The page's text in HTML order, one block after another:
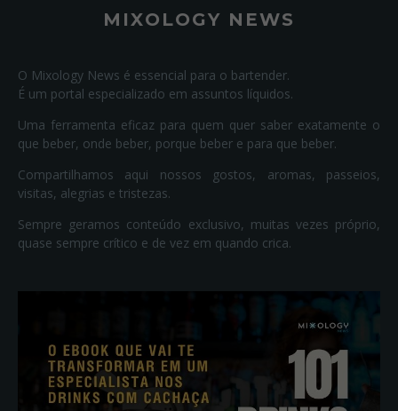
MIXOLOGY NEWS
O Mixology News é essencial para o bartender.
É um portal especializado em assuntos líquidos.
Uma ferramenta eficaz para quem quer saber exatamente o
que beber, onde beber, porque beber e para que beber.
Compartilhamos aqui nossos gostos, aromas, passeios,
visitas, alegrias e tristezas.
Sempre geramos conteúdo exclusivo, muitas vezes próprio,
quase sempre crítico e de vez em quando crica.